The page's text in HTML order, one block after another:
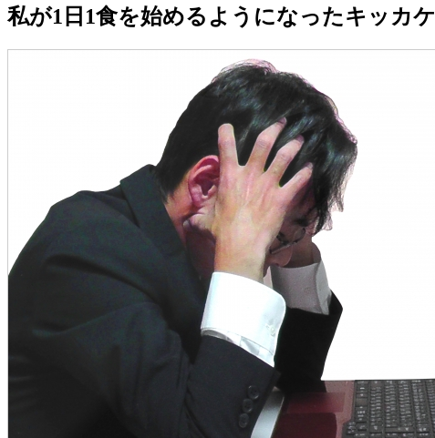
私が1日1食を始めるようになったキッカケ